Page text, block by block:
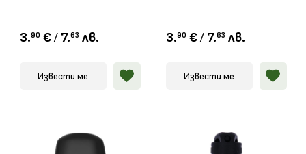
3.90 € / 7.63 лв.
Извести ме
3.90 € / 7.63 лв.
Извести ме